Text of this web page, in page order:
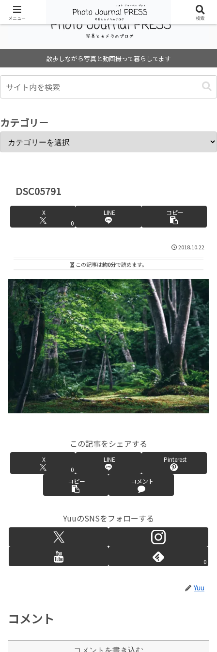
散歩しながら写真と動画撮って暮らしてます
カテゴリー
DSC05791
X
0
LINE コピー
2018.10.22
この記事は約0分で読めます。
この記事をシェアする
X
0
LINE Pinterest
コピー コメント
YuuのSNSをフォローする
0
Yuu
コメント
コメントを書き込む
メニュー 検索